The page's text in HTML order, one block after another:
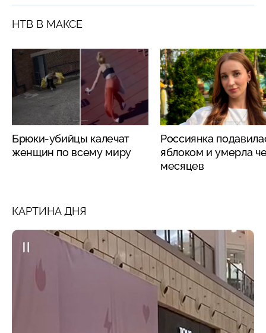
НТВ В МАКСЕ
Брюки-убийцы калечат
женщин по всему миру
Россиянка
яблоком и умерла
месяцев
КАРТИНА ДНЯ